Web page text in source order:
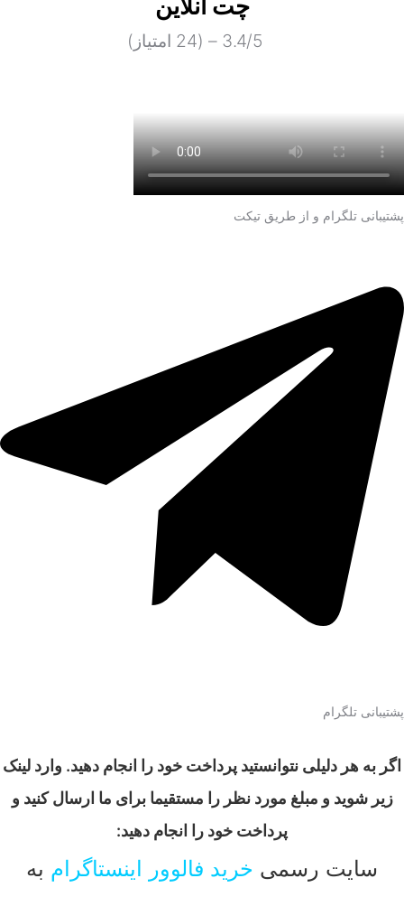
3.4/5 – (24 امتیاز)
پشتیبانی تلگرام و از طریق تیکت
پشتیبانی تلگرام
اگر به هر دلیلی نتوانستید پرداخت خود را انجام دهید. وارد لینک
زیر شوید و مبلغ مورد نظر را مستقیما برای ما ارسال کنید و
پرداخت خود را انجام دهید:
سایت رسمی خرید فالوور اینستاگرام به